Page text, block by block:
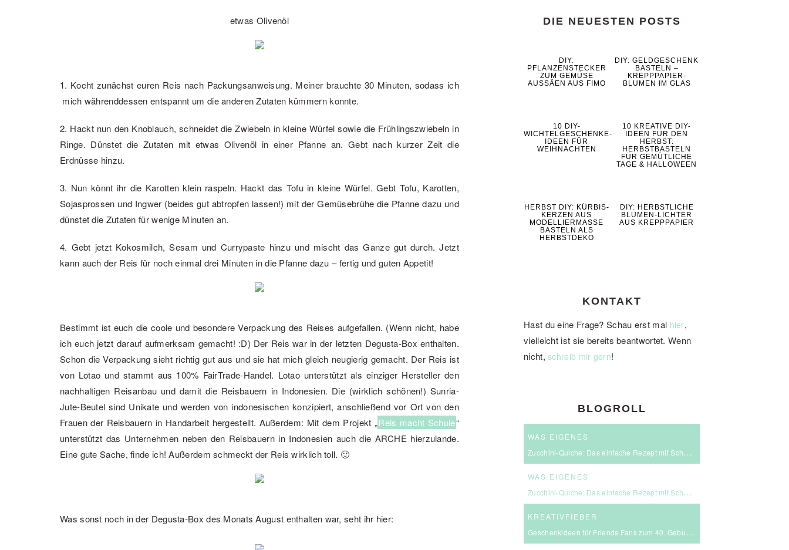
etwas Olivenöl
1. Kocht zunächst euren Reis nach Packungsanweisung. Meiner brauchte 30 Minuten, sodass ich
mich währenddessen entspannt um die anderen Zutaten kümmern konnte.
2. Hackt nun den Knoblauch, schneidet die Zwiebeln in kleine Würfel sowie die Frühlingszwiebeln in
Ringe. Dünstet die Zutaten mit etwas Olivenöl in einer Pfanne an. Gebt nach kurzer Zeit die
Erdnüsse hinzu.
3. Nun könnt ihr die Karotten klein raspeln. Hackt das Tofu in kleine Würfel. Gebt Tofu, Karotten,
Sojasprossen und Ingwer (beides gut abtropfen lassen!) mit der Gemüsebrühe die Pfanne dazu und
dünstet die Zutaten für wenige Minuten an.
4. Gebt jetzt Kokosmilch, Sesam und Currypaste hinzu und mischt das Ganze gut durch. Jetzt
kann auch der Reis für noch einmal drei Minuten in die Pfanne dazu – fertig und guten Appetit!
Bestimmt ist euch die coole und besondere Verpackung des Reises aufgefallen. (Wenn nicht, habe
ich euch jetzt darauf aufmerksam gemacht! :D) Der Reis war in der letzten Degusta-Box enthalten.
Schon die Verpackung sieht richtig gut aus und sie hat mich gleich neugierig gemacht. Der Reis ist
von Lotao und stammt aus 100% FairTrade-Handel. Lotao unterstützt als einziger Hersteller den
nachhaltigen Reisanbau und damit die Reisbauern in Indonesien. Die (wirklich schönen!) Sunria-
Jute-Beutel sind Unikate und werden von indonesischen konzipiert, anschließend vor Ort von den
Frauen der Reisbauern in Handarbeit hergestellt. Außerdem: Mit dem Projekt „Reis macht Schule“
unterstützt das Unternehmen neben den Reisbauern in Indonesien auch die ARCHE hierzulande.
Eine gute Sache, finde ich! Außerdem schmeckt der Reis wirklich toll. 🙂
Was sonst noch in der Degusta-Box des Monats August enthalten war, seht ihr hier:
DIE NEUESTEN POSTS
DIY:
PFLANZENSTECKER
ZUM GEMÜSE
AUSSÄEN AUS FIMO
DIY: GELDGESCHENK
BASTELN –
KREPPPAPIER-
BLUMEN IM GLAS
10 DIY-
WICHTELGESCHENKE-
IDEEN FÜR
WEIHNACHTEN
10 KREATIVE DIY-
IDEEN FÜR DEN
HERBST:
HERBSTBASTELN
FÜR GEMÜTLICHE
TAGE & HALLOWEEN
HERBST DIY: KÜRBIS-
KERZEN AUS
MODELLIERMASSE
BASTELN ALS
HERBSTDEKO
DIY: HERBSTLICHE
BLUMEN-LICHTER
AUS KREPPPAPIER
KONTAKT
Hast du eine Frage? Schau erst mal hier,
vielleicht ist sie bereits beantwortet. Wenn
nicht,schreib mir gern!
BLOGROLL
WAS EIGENES
Zucchini-Quiche: Das einfache Rezept mit Schmand & Kirschtomaten
WAS EIGENES
Zucchini-Quiche: Das einfache Rezept mit Schmand & Kirschtomaten
KREATIVFIEBER
Geschenkideen für Friends Fans zum 40. Geburtstag